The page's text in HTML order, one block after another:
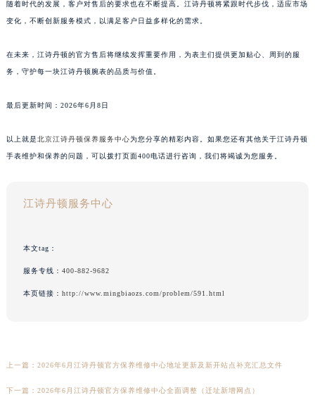
随着时代的发展，客户对售后的要求也在不断提高。江诗丹顿将紧跟时代步伐，适应市场
变化，不断创新服务模式，以满足客户日益多样化的需求。
在未来，江诗丹顿的官方售后将继续发挥重要作用，为表主们提供更加贴心、周到的服
务，守护每一块江诗丹顿腕表的品质与价值。
最后更新时间：2026年6月8日
以上就是北京江诗丹顿保养服务中心为您分享的精彩内容。如果您还有其他关于江诗丹顿
手表维护和保养的问题，可以拨打页面400电话进行咨询，我们将竭诚为您服务。
江诗丹顿服务中心
本文tag：
服务专线： 400-882-9682
本页链接： http://www.mingbiaozs.com/problem/591.html
上一篇： 2026年6月江诗丹顿官方保养维修中心地址更新及新开站点补充汇总文件
下一篇： 2026年6月江诗丹顿官方保养维修中心全面调整（迁址新增网点）